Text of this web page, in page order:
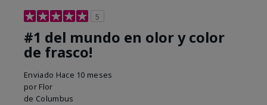
5
#1 del mundo en olor y color
de frasco!
Enviado Hace 10 meses
por Flor
de Columbus